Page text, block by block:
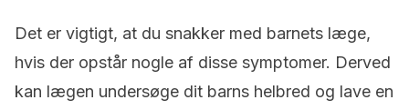
Det er vigtigt, at du snakker med barnets læge,
hvis der opstår nogle af disse symptomer. Derved
kan lægen undersøge dit barns helbred og lave en